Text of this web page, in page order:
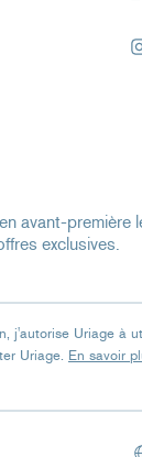
avant-première
exclusives.
j'autorise Uriage à
Uriage. En savoir